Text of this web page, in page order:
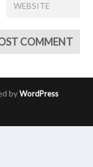
byWordPress